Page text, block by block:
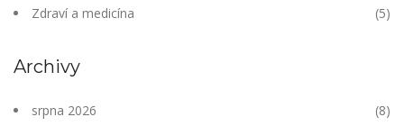
Zdraví a medicína (5)
Archivy
srpna 2026 (8)